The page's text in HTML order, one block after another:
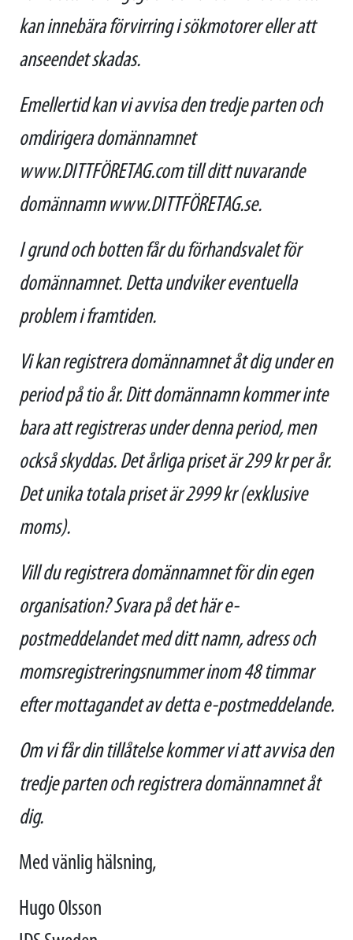
kan innebära förvirring i sökmotorer eller att
anseendet skadas.
Emellertid kan vi avvisa den tredje parten och
omdirigera domännamnet
www.DITTFÖRETAG.com till ditt nuvarande
domännamn www.DITTFÖRETAG.se.
I grund och botten får du förhandsvalet för
domännamnet. Detta undviker eventuella
problem i framtiden.
Vi kan registrera domännamnet åt dig under en
period på tio år. Ditt domännamn kommer inte
bara att registreras under denna period, men
också skyddas. Det årliga priset är 299 kr per år.
Det unika totala priset är 2999 kr (exklusive
moms).
Vill du registrera domännamnet för din egen
organisation? Svara på det här e-
postmeddelandet med ditt namn, adress och
momsregistreringsnummer inom 48 timmar
efter mottagandet av detta e-postmeddelande.
Om vi får din tillåtelse kommer vi att avvisa den
tredje parten och registrera domännamnet åt
dig.
Med vänlig hälsning,
Hugo Olsson